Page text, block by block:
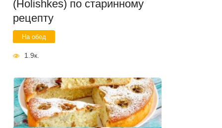
(Holishkes) по старинному
рецепту
На обед
1.9к.